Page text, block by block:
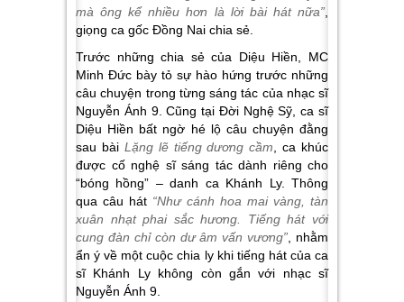
mà ông kể nhiều hơn là lời bài hát nữa”,
giọng ca gốc Đồng Nai chia sẻ.
Trước những chia sẻ của Diệu Hiền, MC
Minh Đức bày tỏ sự hào hứng trước những
câu chuyện trong từng sáng tác của nhạc sĩ
Nguyễn Ánh 9. Cũng tại Đời Nghệ Sỹ, ca sĩ
Diệu Hiền bất ngờ hé lộ câu chuyện đằng
sau bài Lặng lẽ tiếng dương cầm, ca khúc
được cố nghệ sĩ sáng tác dành riêng cho
“bóng hồng” – danh ca Khánh Ly. Thông
qua câu hát “Như cánh hoa mai vàng, tàn
xuân nhạt phai sắc hương. Tiếng hát với
cung đàn chỉ còn dư âm vấn vương”, nhằm
ẩn ý về một cuộc chia ly khi tiếng hát của ca
sĩ Khánh Ly không còn gắn với nhạc sĩ
Nguyễn Ánh 9.